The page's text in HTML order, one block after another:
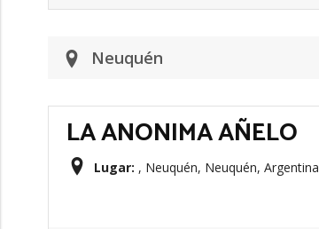
Neuquén
LA ANONIMA AÑELO
Lugar: , Neuquén, Neuquén, Argentina